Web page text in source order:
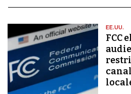
EE.UU.
FCC